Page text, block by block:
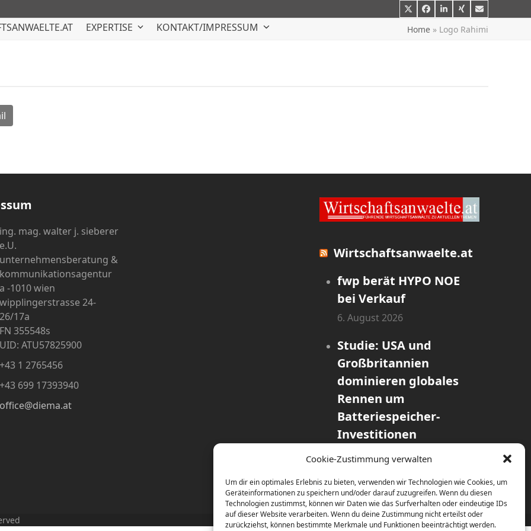
Cookie-Zustimmung verwalten
Um dir ein optimales Erlebnis zu bieten, verwenden wir Technologien wie Cookies, um
Geräteinformationen zu speichern und/oder darauf zuzugreifen. Wenn du diesen
Technologien zustimmst, können wir Daten wie das Surfverhalten oder eindeutige IDs
auf dieser Website verarbeiten. Wenn du deine Zustimmung nicht erteilst oder
zurückziehst, können bestimmte Merkmale und Funktionen beeinträchtigt werden.
TwitterFacebook
LinkedIn
XingE-
Mail
EXPERTISE KONTAKT/IMPRESSUM Home » Logo Rahimi
ing. mag. walter j. sieberer
e.U.
unternehmensberatung &
kommunikationsagentur
a -1010 wien
wipplingerstrasse 24-
26/17a
FN 355548s
UID: ATU57825900
+43 1 2765456
+43 699 17393940
office@diema.at
Wirtschaftsanwaelte.at
fwp berät HYPO NOE
bei Verkauf
6. August 2026
Studie: USA und
Großbritannien
dominieren globales
Rennen um
Batteriespeicher-
Investitionen
31. Juli 2026
HomeContact / ImpressDatenschutz